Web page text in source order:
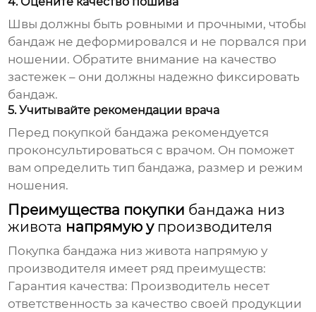
Швы должны быть ровными и прочными, чтобы
бандаж не деформировался и не порвался при
ношении. Обратите внимание на качество
застежек – они должны надежно фиксировать
бандаж.
5. Учитывайте рекомендации врача
Перед покупкой бандажа рекомендуется
проконсультироваться с врачом. Он поможет
вам определить тип бандажа, размер и режим
ношения.
Преимущества покупки бандажа низ
живота напрямую у производителя
Покупка бандажа низ живота напрямую у
производителя имеет ряд преимуществ:
Гарантия качества: Производитель несет
ответственность за качество своей продукции